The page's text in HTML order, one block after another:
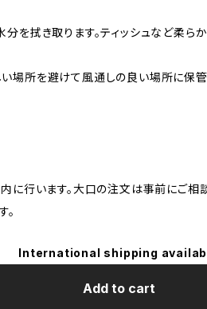
分を拭き取ります。ティッシュなど柔
場所を避けて風通しの良い場所に保
に行います。大口の注文は事前にご相談
。
International shipping
Add to cart